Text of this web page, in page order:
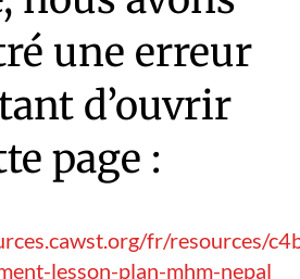
une erreur
d’ouvrir
page :
fr/resources/
lesson-plan-mhm-nepal